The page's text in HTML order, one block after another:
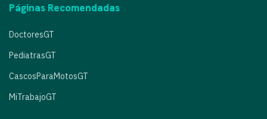
Páginas Recomendadas
DoctoresGT
PediatrasGT
CascosParaMotosGT
MiTrabajoGT